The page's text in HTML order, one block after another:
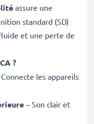
assure une
standard (SD)
et une perte de
?
les appareils
– Son clair et